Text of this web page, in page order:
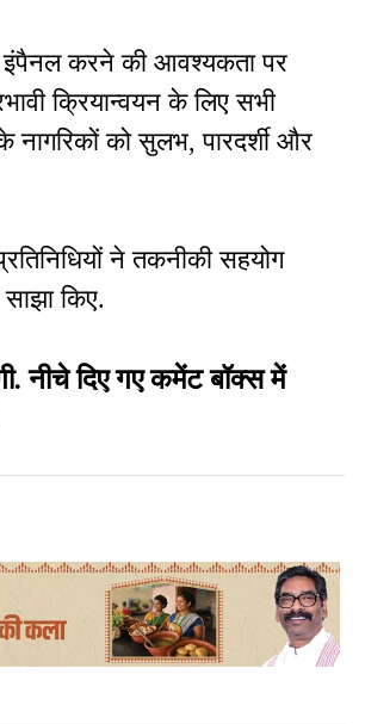
इंपैनल करने की आवश्यकता पर
क्रियान्वयन के लिए सभी
नागरिकों को सुलभ, पारदर्शी और
ने तकनीकी सहयोग
किए.
दिए गए कमेंट बॉक्स में